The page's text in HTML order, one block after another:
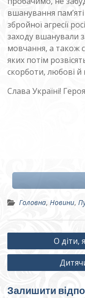
вшанування
збройної агресії
заходу вшанували
мовчання, а також
яких потім
скорботи, любові й
Слава Україні!
Головна, Новини,
Навігація
записів
О діти,
Залишити